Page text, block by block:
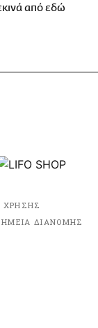
από εδώ
ΧΡΗΣΗΣ
ΔΙΑΝΟΜΗΣ